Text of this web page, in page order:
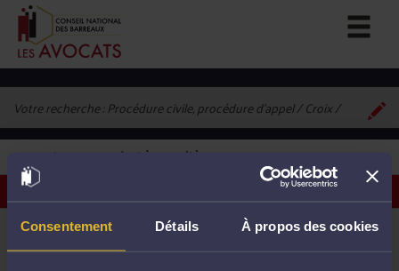
Consentement Détails À propos des cookies
Votre recherche :Procédure civile, procédure d'appel / Croix
avocat correspondant à vos critères
Voir les avocats sur une carte
ME ELIANE DILLY
3, rue de la Chasse 59170 CROIX